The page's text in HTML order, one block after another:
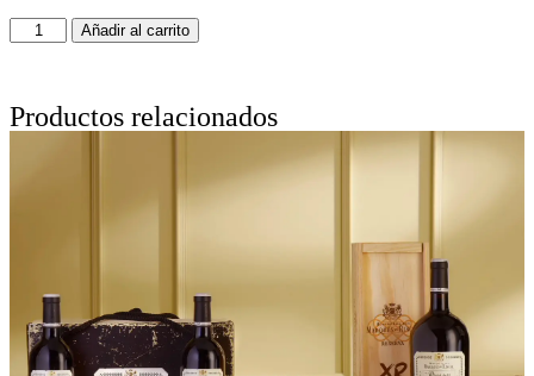
Añadir al carrito
Productos relacionados